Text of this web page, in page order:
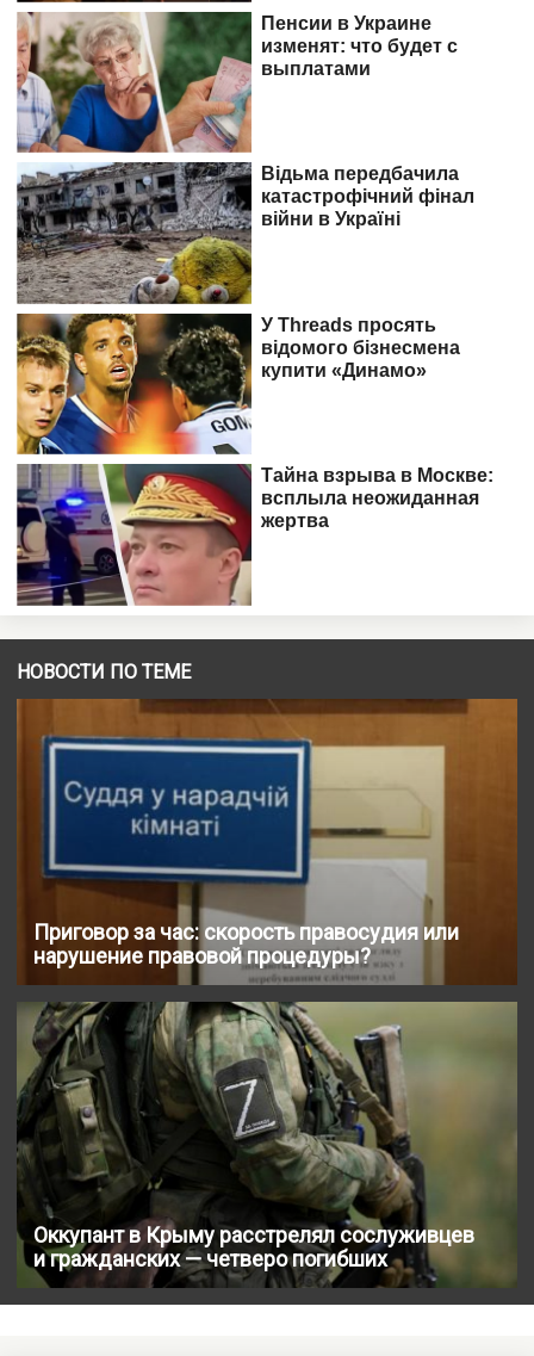
НОВОСТИ ПО ТЕМЕ
Приговор за час: скорость правосудия или
нарушение правовой процедуры?
Оккупант в Крыму расстрелял сослуживцев
и гражданских — четверо погибших